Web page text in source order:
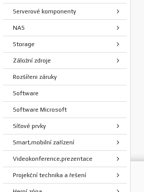
Serverové komponenty
NAS
Storage
Záložní zdroje
Rozšířeni záruky
Software
Software Microsoft
Síťové prvky
Smart,mobilní zařízení
Videokonference,prezentace
Projekční technika a řešení